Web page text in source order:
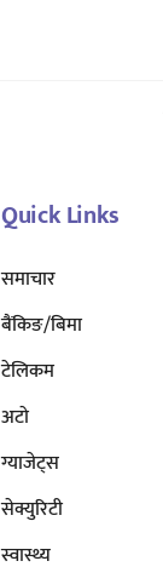
Quick Links
समाचार
बैंकिङ/बिमा
टेलिकम
अटाे
ग्याजेट्स
सेक्युरिटी
स्वास्थ्य